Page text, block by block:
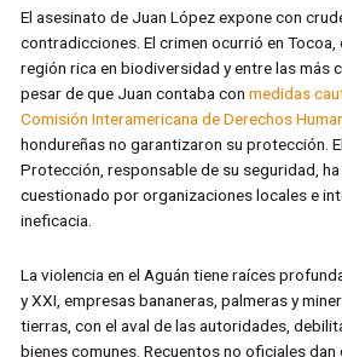
El asesinato de Juan López expone con
contradicciones. El crimen ocurrió en Tocoa,
región rica en biodiversidad y entre las más
pesar de que Juan contaba conmedidas
Comisión Interamericana de Derechos
hondureñas no garantizaron su protección.
Protección, responsable de su seguridad,
cuestionado por organizaciones locales e
ineficacia.
La violencia en el Aguán tiene raíces
y XXI, empresas bananeras, palmeras y
tierras, con el aval de las autoridades,
bienes comunes. Recuentos no oficiales